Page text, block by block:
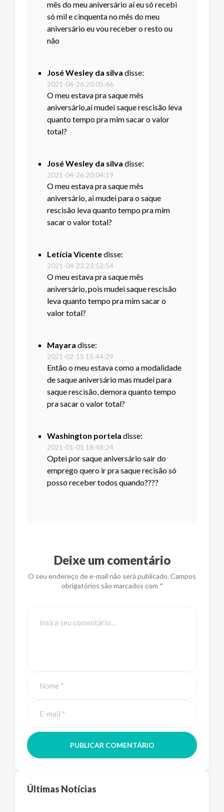
mês do meu aniversário aí eu só recebi
só mil e cinquenta no mês do meu
aniversário eu vou receber o resto ou
não
José Wesley da silva disse:
2021-04-26 20:05:46
O meu estava pra saque mês
aniversário,ai mudei saque rescisão leva
quanto tempo pra mim sacar o valor
total?
José Wesley da silva disse:
2021-04-26 20:04:19
O meu estava pra saque mês
aniversário, ai mudei para o saque
rescisão leva quanto tempo pra mim
sacar o valor total?
Letícia Vicentedisse:
2021-04-23 23:52:54
O meu estava pra saque mês
aniversário, pois mudei saque rescisão
leva quanto tempo pra mim sacar o
valor total?
Mayara disse:
2021-02-15 15:44:29
Então o meu estava como a modalidade
de saque aniversário mas mudei para
saque rescisão, demora quanto tempo
pra sacar o valor total?
Washington portela disse:
2021-01-01 18:48:24
Optei por saque aniversário sair do
emprego quero ir pra saque recisão só
posso receber todos quando????
Deixe um comentário
O seu endereço de e-mail não será publicado. Campos
obrigatórios são marcados com *
PUBLICAR COMENTÁRIO
Últimas Notícias